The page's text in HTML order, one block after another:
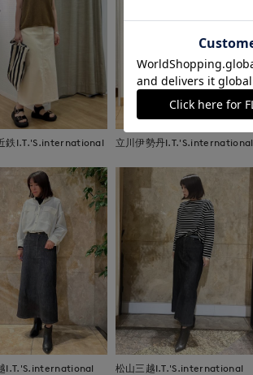
鉄I.T.'S.international 立川伊勢丹I.T.'S.international
I.T.'S.international 松山三越I.T.'S.international